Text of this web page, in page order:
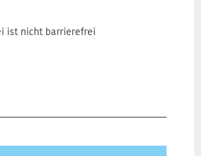
ist nicht barrierefrei